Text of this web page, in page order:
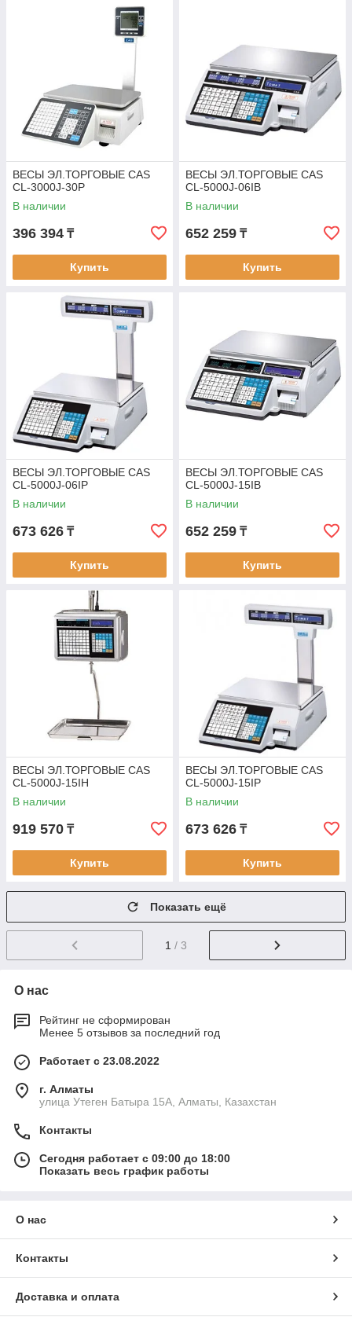
ВЕСЫ ЭЛ.ТОРГОВЫЕ CAS
CL-3000J-30P
В наличии
396 394 ₸
Купить
ВЕСЫ ЭЛ.ТОРГОВЫЕ CAS
CL-5000J-06IB
В наличии
652 259 ₸
Купить
ВЕСЫ ЭЛ.ТОРГОВЫЕ CAS
CL-5000J-06IP
В наличии
673 626 ₸
Купить
ВЕСЫ ЭЛ.ТОРГОВЫЕ CAS
CL-5000J-15IB
В наличии
652 259 ₸
Купить
ВЕСЫ ЭЛ.ТОРГОВЫЕ CAS
CL-5000J-15IH
В наличии
919 570 ₸
Купить
ВЕСЫ ЭЛ.ТОРГОВЫЕ CAS
CL-5000J-15IP
В наличии
673 626 ₸
Купить
Показать ещё
1 / 3
О нас
Рейтинг не сформирован
Менее 5 отзывов за последний год
Работает с 23.08.2022
г. Алматы
улица Утеген Батыра 15А, Алматы, Казахстан
Контакты
Сегодня работает с 09:00 до 18:00
Показать весь график работы
О нас
Контакты
Доставка и оплата